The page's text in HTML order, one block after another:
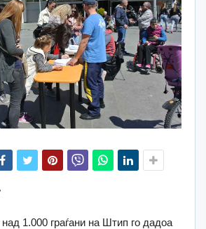
1.000 граѓани на Штип го дадоа